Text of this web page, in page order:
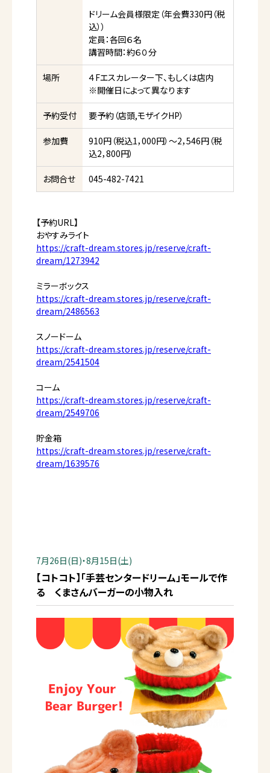
ドリーム会員様限定（年会費330円（税
込））
定員：各回６名
講習時間：約６０分
場所
４Fエスカレーター下、もしくは店内
※開催日によって異なります
予約受付 要予約（店頭,モザイクHP）
参加費
910円（税込1，000円）～2，546円（税
込2，800円）
お問合せ 045-482-7421
【予約URL】
おやすみライト
https://craft-dream.stores.jp/reserve/craft-
dream/1273942
ミラーボックス
https://craft-dream.stores.jp/reserve/craft-
dream/2486563
スノードーム
https://craft-dream.stores.jp/reserve/craft-
dream/2541504
コーム
https://craft-dream.stores.jp/reserve/craft-
dream/2549706
貯金箱
https://craft-dream.stores.jp/reserve/craft-
dream/1639576
7月26日(日)・8月15日(土)
【コトコト】「手芸センタードリーム」モールで作
る くまさんバーガーの小物入れ